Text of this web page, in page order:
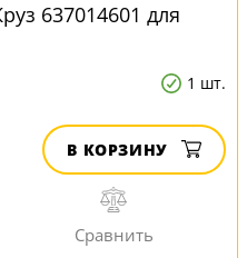
637014601 для
1 шт.
В КОРЗИНУ